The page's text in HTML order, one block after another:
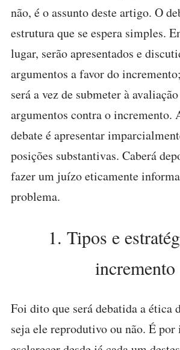
não, é o assunto deste artigo. O
estrutura que se espera simples.
lugar, serão apresentados e
argumentos a favor do
será a vez de submeter à
argumentos contra o incremento.
debate é apresentar
posições substantivas. Caberá
fazer um juízo eticamente
problema.
1. Tipos e
incremento
Foi dito que será debatida a ética
seja ele reprodutivo ou não. É